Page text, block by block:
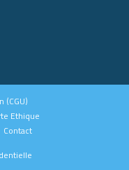
(CGU)
Ethique
Contact